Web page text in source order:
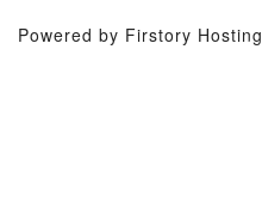
Powered by Firstory Hosting